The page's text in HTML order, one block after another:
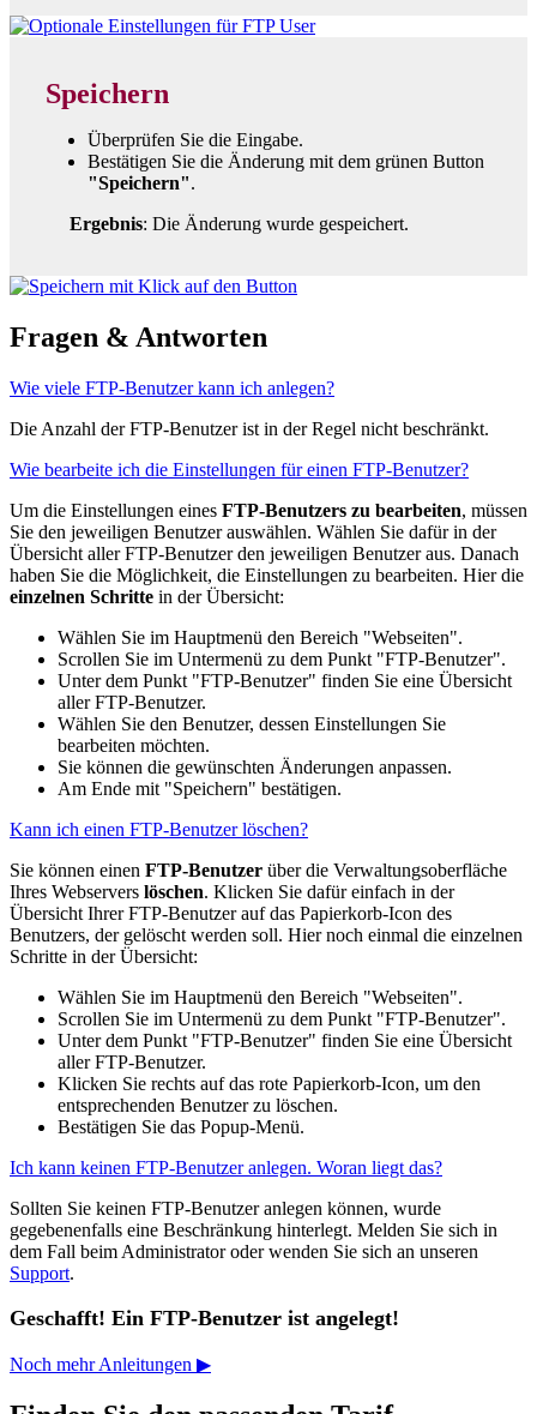
Speichern
Überprüfen Sie die Eingabe.
Bestätigen Sie die Änderung mit dem grünen Button
"Speichern".
Ergebnis: Die Änderung wurde gespeichert.
Fragen & Antworten
Wie viele FTP-Benutzer kann ich anlegen?
Die Anzahl der FTP-Benutzer ist in der Regel nicht beschränkt.
Wie bearbeite ich die Einstellungen für einen FTP-Benutzer?
Um die Einstellungen eines FTP-Benutzers zu bearbeiten, müssen
Sie den jeweiligen Benutzer auswählen. Wählen Sie dafür in der
Übersicht aller FTP-Benutzer den jeweiligen Benutzer aus. Danach
haben Sie die Möglichkeit, die Einstellungen zu bearbeiten. Hier die
einzelnen Schritte in der Übersicht:
Wählen Sie im Hauptmenü den Bereich "Webseiten".
Scrollen Sie im Untermenü zu dem Punkt "FTP-Benutzer".
Unter dem Punkt "FTP-Benutzer" finden Sie eine Übersicht
aller FTP-Benutzer.
Wählen Sie den Benutzer, dessen Einstellungen Sie
bearbeiten möchten.
Sie können die gewünschten Änderungen anpassen.
Am Ende mit "Speichern" bestätigen.
Kann ich einen FTP-Benutzer löschen?
Sie können einen FTP-Benutzer über die Verwaltungsoberfläche
Ihres Webservers löschen. Klicken Sie dafür einfach in der
Übersicht Ihrer FTP-Benutzer auf das Papierkorb-Icon des
Benutzers, der gelöscht werden soll. Hier noch einmal die einzelnen
Schritte in der Übersicht:
Wählen Sie im Hauptmenü den Bereich "Webseiten".
Scrollen Sie im Untermenü zu dem Punkt "FTP-Benutzer".
Unter dem Punkt "FTP-Benutzer" finden Sie eine Übersicht
aller FTP-Benutzer.
Klicken Sie rechts auf das rote Papierkorb-Icon, um den
entsprechenden Benutzer zu löschen.
Bestätigen Sie das Popup-Menü.
Ich kann keinen FTP-Benutzer anlegen. Woran liegt das?
Sollten Sie keinen FTP-Benutzer anlegen können, wurde
gegebenenfalls eine Beschränkung hinterlegt. Melden Sie sich in
dem Fall beim Administrator oder wenden Sie sich an unseren
Support.
Geschafft! Ein FTP-Benutzer ist angelegt!
Noch mehr Anleitungen ▶